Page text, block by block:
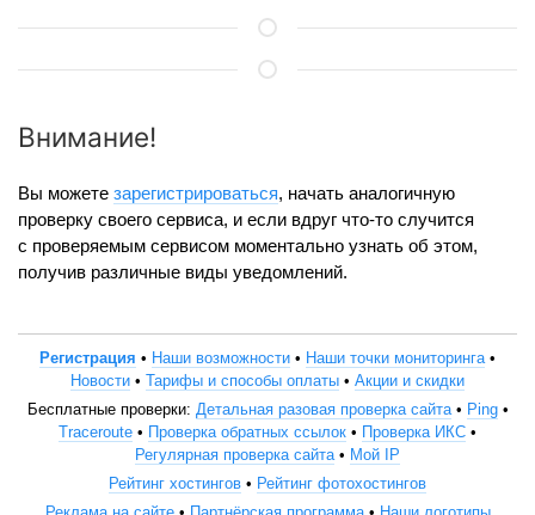
Внимание!
Вы можете зарегистрироваться, начать аналогичную
проверку своего сервиса, и если вдруг что-то случится
с проверяемым сервисом моментально узнать об этом,
получив различные виды уведомлений.
Регистрация • Наши возможности • Наши точки мониторинга •
Новости • Тарифы и способы оплаты • Акции и скидки
Бесплатные проверки: Детальная разовая проверка сайта• Ping•
Traceroute • Проверка обратных ссылок • Проверка ИКС •
Регулярная проверка сайта • Мой IP
Рейтинг хостингов • Рейтинг фотохостингов